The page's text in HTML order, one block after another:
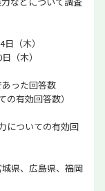
（木）
（木）
った回答数
有効回答数）
についての有効回
県、広島県、福岡